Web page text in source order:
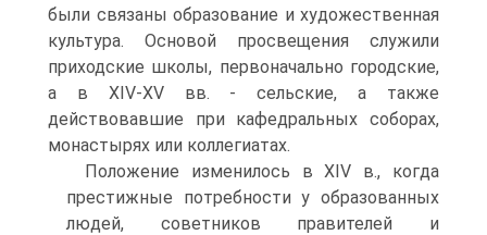
были связаны образование и художественная
культура. Основой просвещения служили
приходские школы, первоначально городские,
а в XIV-XV вв. - сельские, а также
действовавшие при кафедральных соборах,
монастырях или коллегиатах.
Положение изменилось в XIV в., когда
престижные потребности у образован­ных
людей, советников правителей и